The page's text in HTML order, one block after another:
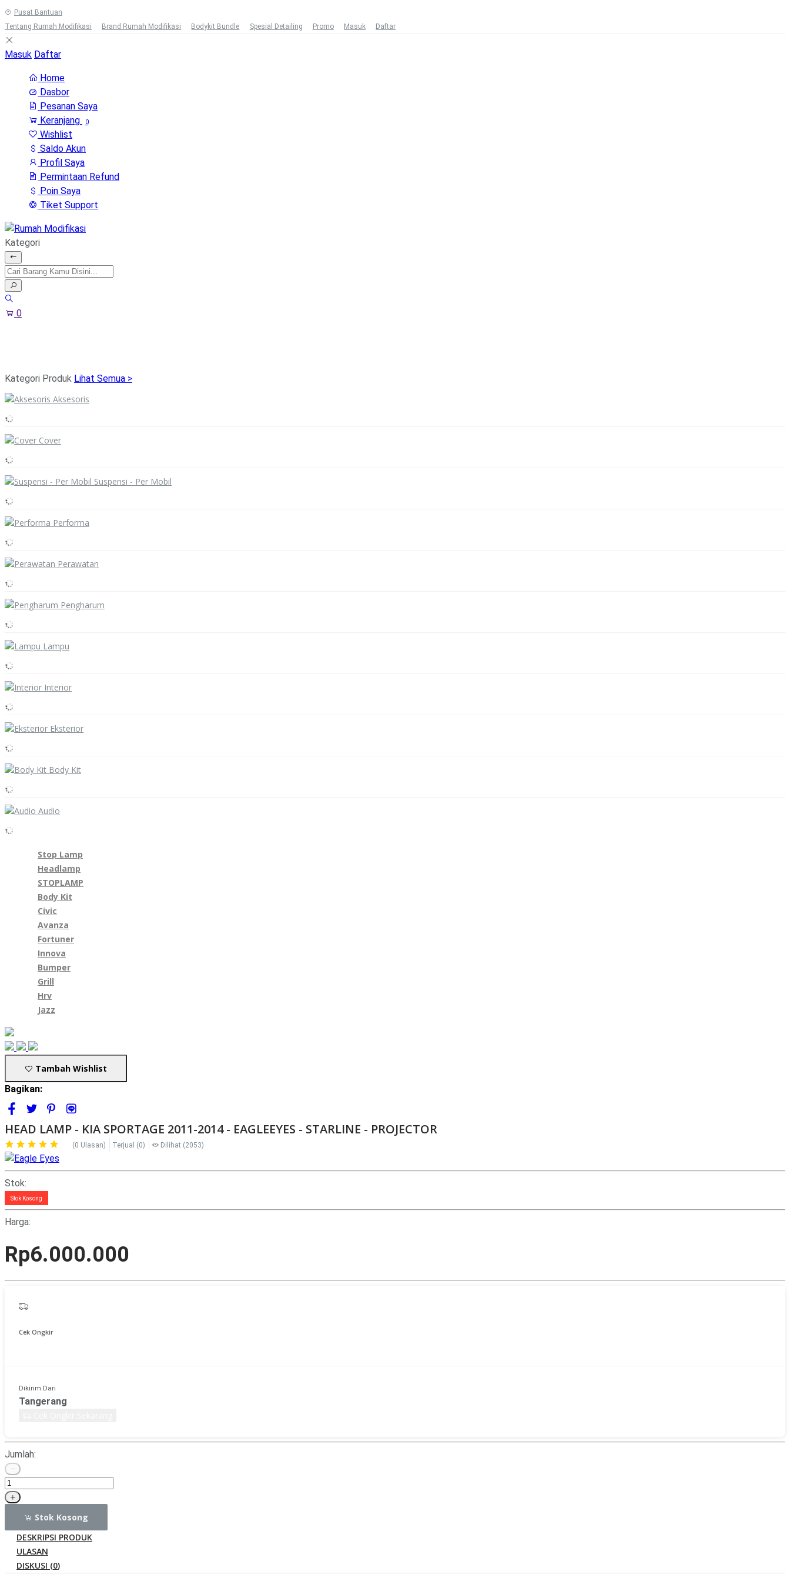
Pusat Bantuan
Tentang Rumah Modifikasi
Brand Rumah Modifikasi Bodykit Bundle Spesial Detailing Promo Masuk Daftar
Masuk Daftar
Home
Dasbor
Pesanan Saya
Keranjang
0
Wishlist
Saldo Akun
Profil Saya
Permintaan Refund
Poin Saya
Tiket Support
Kategori
0
Kategori Produk Lihat Semua >
Aksesoris
Cover
Suspensi - Per Mobil
Performa
Perawatan
Pengharum
Lampu
Interior
Eksterior
Body Kit
Audio
Stop Lamp
Headlamp
STOPLAMP
Body Kit
Civic
Avanza
Fortuner
Innova
Bumper
Grill
Hrv
Jazz
Tambah Wishlist
Bagikan:
HEAD LAMP - KIA SPORTAGE 2011-2014 - EAGLEEYES - STARLINE - PROJECTOR
(0 Ulasan) Terjual (0) Dilihat (2053)
Stok:
Stok Kosong
Harga:
Rp6.000.000
Cek Ongkir
Dikirim Dari
Tangerang
Jumlah:
Stok Kosong
DESKRIPSI PRODUK
ULASAN
DISKUSI (0)